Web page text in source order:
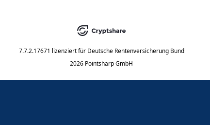
7.7.2.17671 lizenziert für Deutsche Rentenversicherung Bund
2026 Pointsharp GmbH